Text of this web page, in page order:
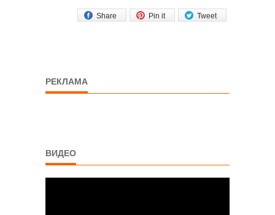
Tweet
Pin it
Share
РЕКЛАМА
ВИДЕО